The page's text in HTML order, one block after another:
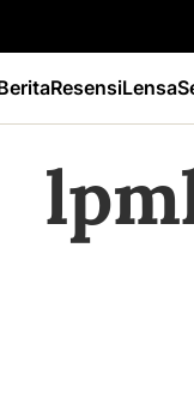
ResensiLensa